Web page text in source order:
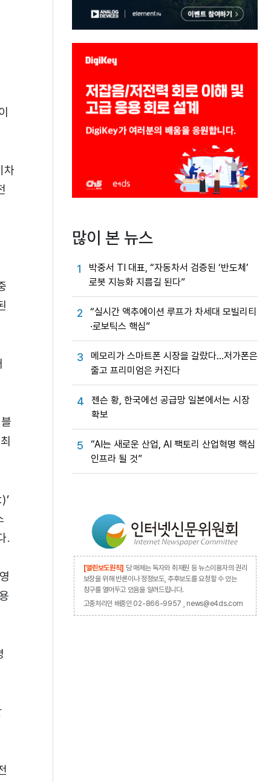
차
.
많이 본 뉴스
1
박중서 TI 대표, “자동차서 검증된 ‘반도체’
로봇 지능화 지름길 된다”
2
“실시간 액추에이션 루프가 차세대 모빌리티
·로보틱스 핵심”
3
메모리가 스마트폰 시장을 갈랐다…저가폰은
줄고 프리미엄은 커진다
4
젠슨 황, 한국에선 공급망 일본에서는 시장
확보
5
“AI는 새로운 산업, AI 팩토리 산업혁명 핵심
인프라 될 것”
[열린보도원칙] 당 매체는 독자와 취재원 등 뉴스이용자의 권리
보장을 위해 반론이나 정정보도, 추후보도를 요청할 수 있는
창구를 열어두고 있음을 알려드립니다.
고충처리인 배종인 02-866-9957 , news@e4ds.com